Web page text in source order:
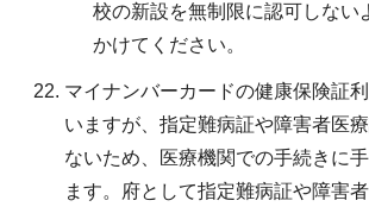
校の新設を無制限に認可しない
かけてください。
マイナンバーカードの健康保険証
いますが、指定難病証や障害者医
ないため、医療機関での手続きに
ます。府として指定難病証や障害